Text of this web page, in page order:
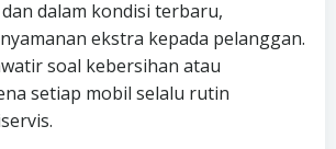
dalam kondisi terbaru,
ekstra kepada pelanggan.
soal kebersihan atau
setiap mobil selalu rutin